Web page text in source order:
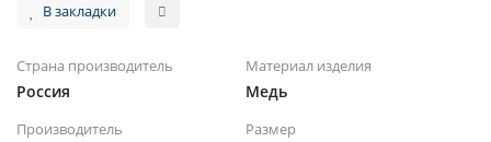
В закладки
Страна производитель
Россия
Материал изделия
Медь
Производитель Размер